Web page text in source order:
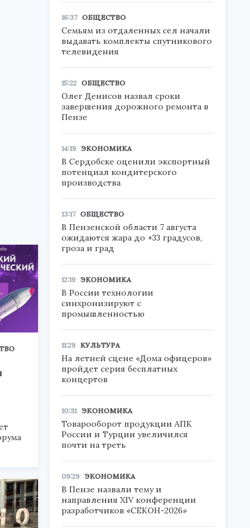
16:37 ОБЩЕСТВО
Семьям из отдаленных сел начали
выдавать комплекты спутникового
телевидения
15:22 ОБЩЕСТВО
Олег Денисов назвал сроки
завершения дорожного ремонта в
Пензе
14:19 ЭКОНОМИКА
В Сердобске оценили экспортный
потенциал кондитерского
производства
13:17 ОБЩЕСТВО
В Пензенской области 7 августа
ожидаются жара до +33 градусов,
гроза и град
12:19 ЭКОНОМИКА
В России технологии
синхронизируют с
промышленностью
11:29 КУЛЬТУРА
На летней сцене «Дома офицеров»
пройдет серия бесплатных
концертов
10:31 ЭКОНОМИКА
Товарооборот продукции АПК
России и Турции увеличился
почти на треть
09:29 ЭКОНОМИКА
В Пензе назвали тему и
направления XIV конференции
разработчиков «СЕКОН-2026»